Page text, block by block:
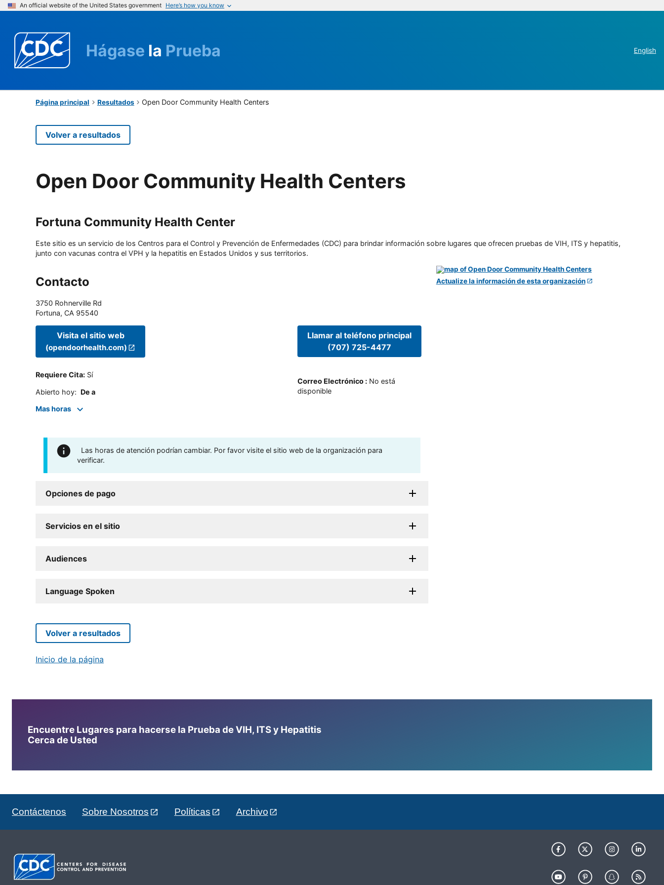
An official website of the United States government Here’s how you know
Hágase la Prueba English
Página principal Resultados Open Door Community Health Centers
Volver a resultados
Open Door Community Health Centers
Fortuna Community Health Center
Este sitio es un servicio de los Centros para el Control y Prevención de Enfermedades (CDC) para brindar información sobre lugares que ofrecen pruebas de VIH, ITS y hepatitis,
junto con vacunas contra el VPH y la hepatitis en Estados Unidos y sus territorios.
Contacto
3750 Rohnerville Rd
Fortuna, CA 95540
Visita el sitio web
(opendoorhealth.com)
Requiere Cita: Sí
Abierto hoy: De a
Mas horas
Llamar al teléfono principal
(707) 725-4477
Correo Electrónico: No está
disponible
Las horas de atención podrían cambiar. Por favor visite el sitio web de la organización para
verificar.
Opciones de pago
Servicios en el sitio
Audiences
Language Spoken
Actualize la información de esta organización
Volver a resultados
Inicio de la página
Encuentre Lugares para hacerse la Prueba de VIH, ITS y Hepatitis
Cerca de Usted
Contáctenos Sobre Nosotros Políticas Archivo